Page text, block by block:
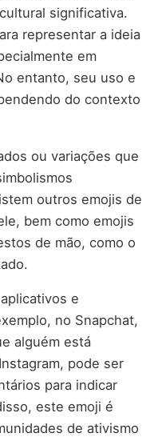
significativa.
representar a ideia
em
entanto, seu uso e
do contexto
ou variações que
outros emojis de
bem como emojis
de mão, como o
e
no Snapchat,
alguém está
pode ser
para indicar
este emoji é
de ativismo